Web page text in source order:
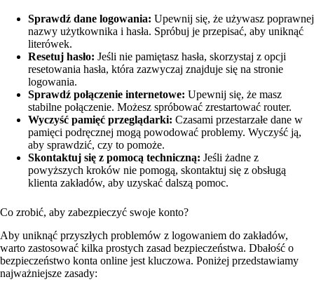
Sprawdź dane logowania: Upewnij się, że używasz poprawnej
nazwy użytkownika i hasła. Spróbuj je przepisać, aby uniknąć
literówek.
Resetuj hasło: Jeśli nie pamiętasz hasła, skorzystaj z opcji
resetowania hasła, która zazwyczaj znajduje się na stronie
logowania.
Sprawdź połączenie internetowe: Upewnij się, że masz
stabilne połączenie. Możesz spróbować zrestartować router.
Wyczyść pamięć przeglądarki: Czasami przestarzałe dane w
pamięci podręcznej mogą powodować problemy. Wyczyść ją,
aby sprawdzić, czy to pomoże.
Skontaktuj się z pomocą techniczną: Jeśli żadne z
powyższych kroków nie pomogą, skontaktuj się z obsługą
klienta zakładów, aby uzyskać dalszą pomoc.
Co zrobić, aby zabezpieczyć swoje konto?
Aby uniknąć przyszłych problemów z logowaniem do zakładów,
warto zastosować kilka prostych zasad bezpieczeństwa. Dbałość o
bezpieczeństwo konta online jest kluczowa. Poniżej przedstawiamy
najważniejsze zasady: